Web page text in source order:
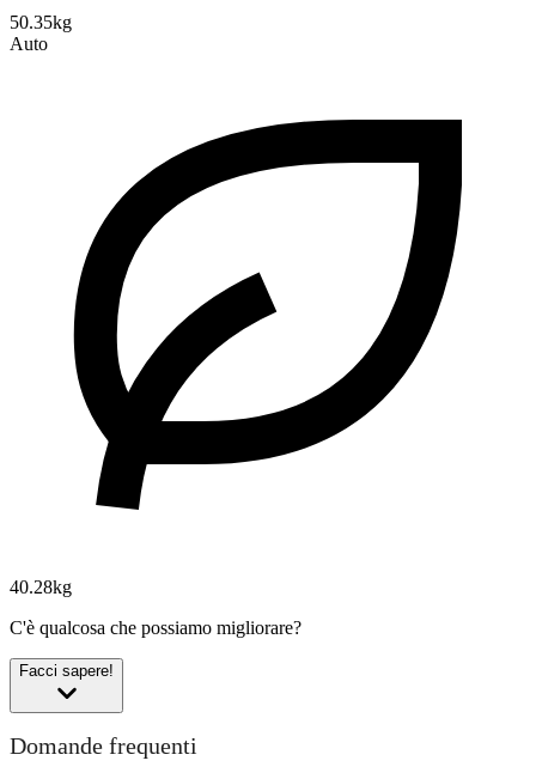
50.35kg
Auto
40.28kg
C'è qualcosa che possiamo migliorare?
Facci sapere!
Domande frequenti